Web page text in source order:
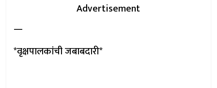
Advertisement
—
*वृक्षपालकांची जबाबदारी*